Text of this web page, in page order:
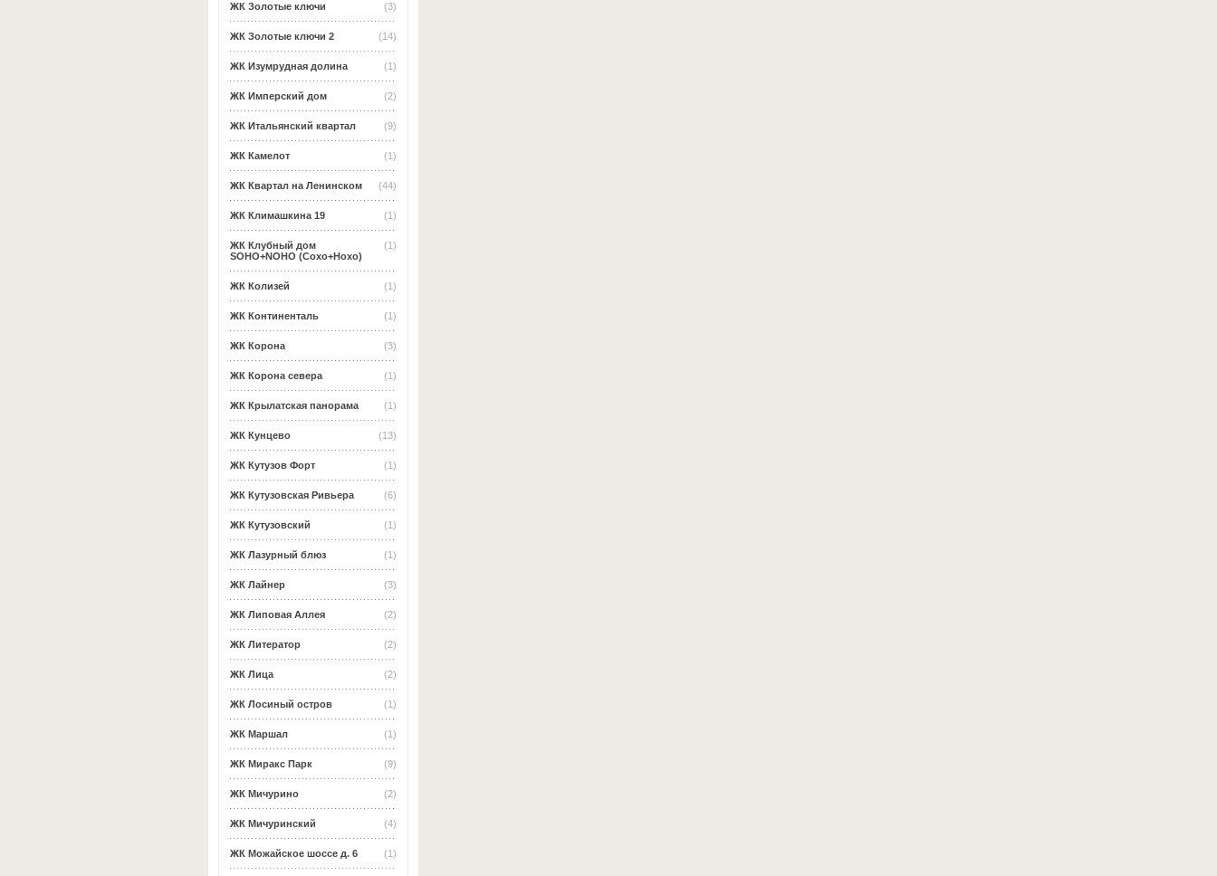
(3)
ЖК Золотые ключи
(14)
ЖК Золотые ключи 2
(1)
ЖК Изумрудная долина
(2)
ЖК Имперский дом
(9)
ЖК Итальянский квартал
(1)
ЖК Камелот
(44)
ЖК Квартал на Ленинском
(1)
ЖК Климашкина 19
(1)
ЖК Клубный дом
SOHO+NOHO (Сохо+Нохо)
(1)
ЖК Колизей
(1)
ЖК Континенталь
(3)
ЖК Корона
(1)
ЖК Корона севера
(1)
ЖК Крылатская панорама
(13)
ЖК Кунцево
(1)
ЖК Кутузов Форт
(6)
ЖК Кутузовская Ривьера
(1)
ЖК Кутузовский
(1)
ЖК Лазурный блюз
(3)
ЖК Лайнер
(2)
ЖК Липовая Аллея
(2)
ЖК Литератор
(2)
ЖК Лица
(1)
ЖК Лосиный остров
(1)
ЖК Маршал
(9)
ЖК Миракс Парк
(2)
ЖК Мичурино
(4)
ЖК Мичуринский
(1)
ЖК Можайское шоссе д. 6